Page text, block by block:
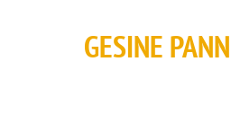
GESINE